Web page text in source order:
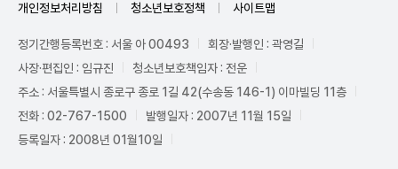
개인정보처리방침 청소년보호정책 사이트맵
정기간행등록번호 : 서울 아 00493
회장·발행인 : 곽영길
사장·편집인 : 임규진
청소년보호책임자 : 전운
주소 : 서울특별시 종로구 종로 1길 42(수송동 146-1) 이마빌딩 11층
전화 : 02-767-1500
발행일자 : 2007년 11월 15일
등록일자 : 2008년 01월10일